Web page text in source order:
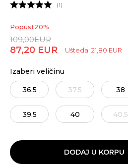
1
Popust20%
109,00EUR
87,20 EUR Ušteda: 21,80 EUR
Izaberi veličinu
36.5 37.5 38
39.5 40 40.5
DODAJ U KORPU